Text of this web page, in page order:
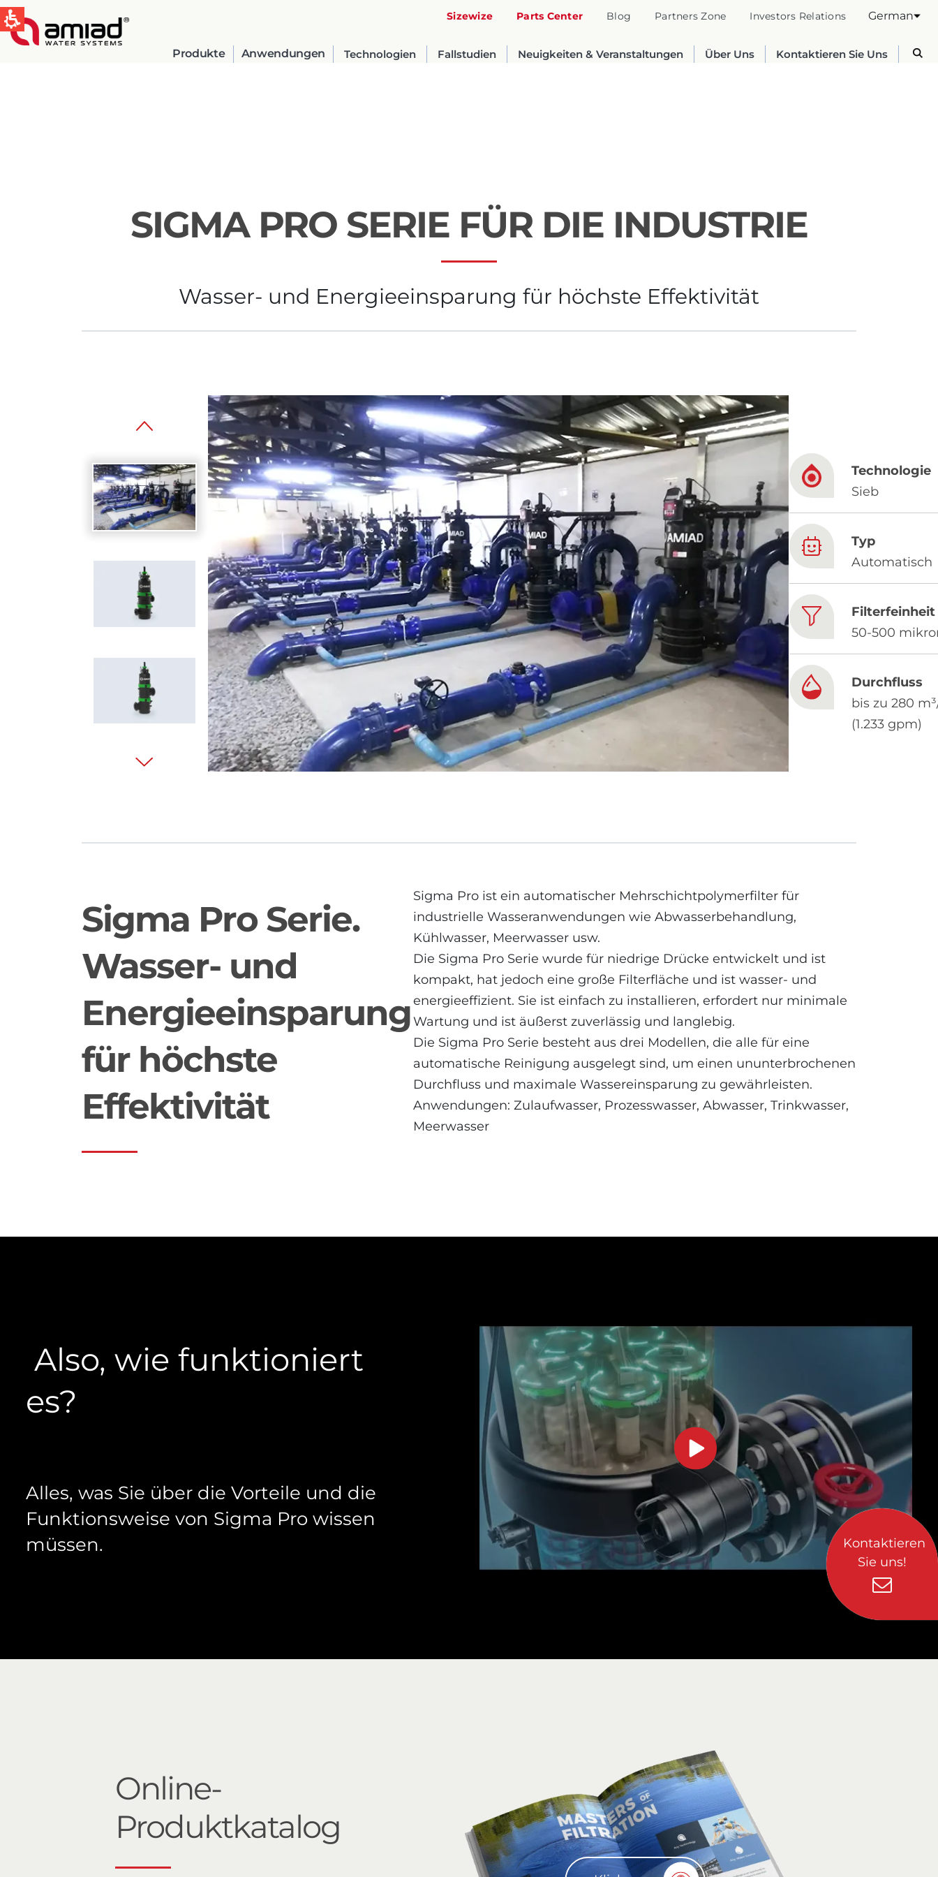
Sizewize Parts Center Blog Partners Zone Investors Relations German
Produkte Anwendungen Technologien Fallstudien Neuigkeiten & Veranstaltungen Über Uns Kontaktieren Sie Uns
QUICK LINKS
Global United States
English
Australia
Spain & LATAM Russia France
Hebrew Chinese
Based on your current location, we recommend this Amiad website for you
North America- English
SIGMA PRO SERIE FÜR DIE INDUSTRIE
Wasser- und Energieeinsparung für höchste Effektivität
Technologie
Sieb
Typ
Automatisch
Filterfeinheit
50-500
Durchfluss
bis zu 280
(1.233 gpm)
Sigma Pro Serie.
Wasser- und
Energieeinsparung
für höchste
Effektivität
Sigma Pro ist ein automatischer Mehrschichtpolymerfilter für
industrielle Wasseranwendungen wie Abwasserbehandlung,
Kühlwasser, Meerwasser usw.
Die Sigma Pro Serie wurde für niedrige Drücke entwickelt und ist
kompakt, hat jedoch eine große Filterfläche und ist wasser- und
energieeffizient. Sie ist einfach zu installieren, erfordert nur minimale
Wartung und ist äußerst zuverlässig und langlebig.
Die Sigma Pro Serie besteht aus drei Modellen, die alle für eine
automatische Reinigung ausgelegt sind, um einen ununterbrochenen
Durchfluss und maximale Wassereinsparung zu gewährleisten.
Anwendungen: Zulaufwasser, Prozesswasser, Abwasser, Trinkwasser,
Meerwasser
Also, wie funktioniert
es?
Alles, was Sie über die Vorteile und die
Funktionsweise von Sigma Pro wissen
müssen.
Online-
Produktkatalog
Kontaktieren
Sie uns!